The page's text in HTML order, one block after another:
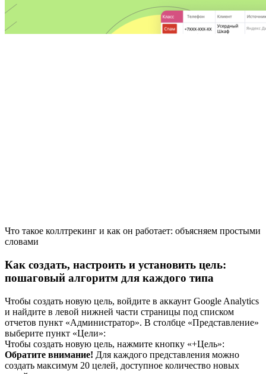
Что такое коллтрекинг и как он работает: объясняем простыми
словами
Как создать, настроить и установить цель:
пошаговый алгоритм для каждого типа
Чтобы создать новую цель, войдите в аккаунт Google Analytics
и найдите в левой нижней части страницы под списком
отчетов пункт «Администратор». В столбце «Представление»
выберите пункт «Цели»:
Чтобы создать новую цель, нажмите кнопку «+Цель»:
Обратите внимание! Для каждого представления можно
создать максимум 20 целей, доступное количество новых